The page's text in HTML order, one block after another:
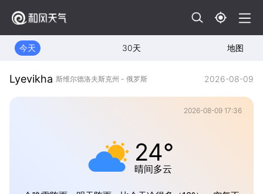
今天 30天 地图
Lyevikha 斯维尔德洛夫斯克州 - 俄罗斯 2026-08-09
2026-08-09 17:36
24°
晴间多云